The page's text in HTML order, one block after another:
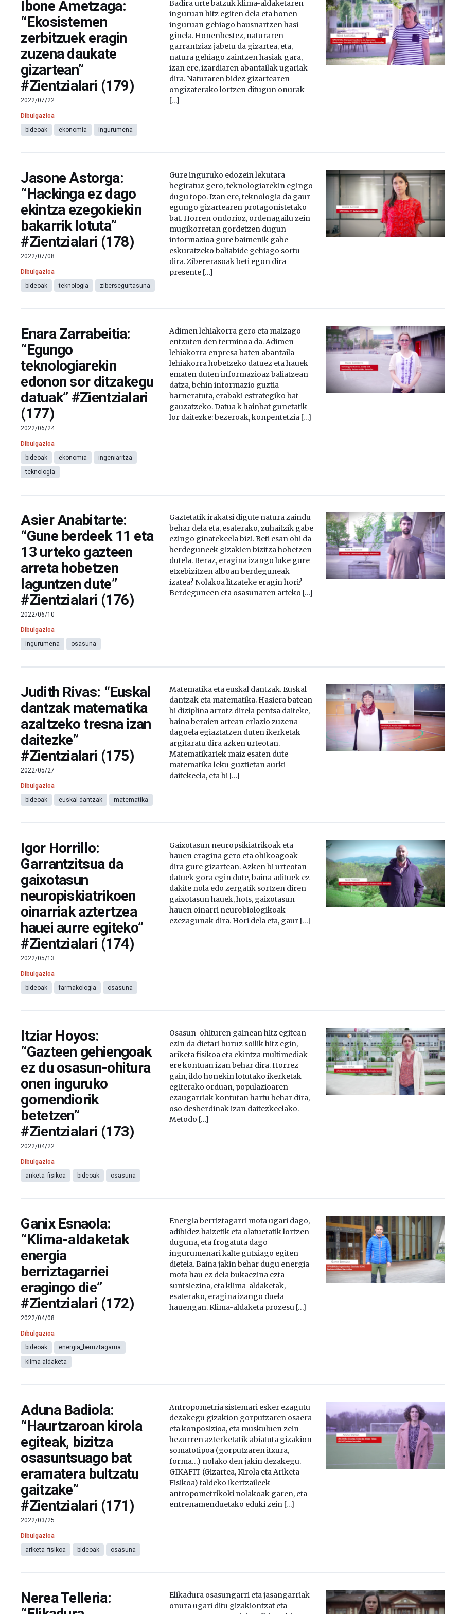
Ibone Ametzaga:
“Ekosistemen
zerbitzuek eragin
zuzena daukate
gizartean”
#Zientzialari (179)
2022/07/22
Dibulgazioa
bideoak
ekonomia ingurumena
Badira urte batzuk klima-aldaketaren
inguruan hitz egiten dela eta honen
inguruan gehiago hausnartzen hasi
ginela. Honenbestez, naturaren
garrantziaz jabetu da gizartea, eta,
natura gehiago zaintzen hasiak gara,
izan ere, izardiaren abantailak ugariak
dira. Naturaren bidez gizartearen
ongizaterako lortzen ditugun onurak
[…]
Jasone Astorga:
“Hackinga ez dago
ekintza ezegokiekin
bakarrik lotuta”
#Zientzialari (178)
2022/07/08
Dibulgazioa
bideoak
teknologia zibersegurtasuna
Gure inguruko edozein lekutara
begiratuz gero, teknologiarekin egingo
dugu topo. Izan ere, teknologia da gaur
egungo gizartearen protagonistetako
bat. Horren ondorioz, ordenagailu zein
mugikorretan gordetzen dugun
informazioa gure baimenik gabe
eskuratzeko baliabide gehiago sortu
dira. Zibererasoak beti egon dira
presente […]
Enara Zarrabeitia:
“Egungo
teknologiarekin
edonon sor ditzakegu
datuak” #Zientzialari
(177)
2022/06/24
Dibulgazioa
bideoak
ekonomia
ingeniaritza
teknologia
Adimen lehiakorra gero eta maizago
entzuten den terminoa da. Adimen
lehiakorra enpresa baten abantaila
lehiakorra hobetzeko datuez eta hauek
ematen duten informazioaz baliatzean
datza, behin informazio guztia
barneratuta, erabaki estrategiko bat
gauzatzeko. Datua k hainbat gunetatik
lor daitezke: bezeroak, konpentetzia […]
Asier Anabitarte:
“Gune berdeek 11 eta
13 urteko gazteen
arreta hobetzen
laguntzen dute”
#Zientzialari (176)
2022/06/10
Dibulgazioa
ingurumena
osasuna
Gaztetatik irakatsi digute natura zaindu
behar dela eta, esaterako, zuhaitzik gabe
ezingo ginatekeela bizi. Beti esan ohi da
berdeguneek gizakien bizitza hobetzen
dutela. Beraz, eragina izango luke gure
etxebizitzen alboan berdeguneak
izatea? Nolakoa litzateke eragin hori?
Berdeguneen eta osasunaren arteko […]
Judith Rivas: “Euskal
dantzak matematika
azaltzeko tresna izan
daitezke”
#Zientzialari (175)
2022/05/27
Dibulgazioa
bideoak
euskal dantzak matematika
Matematika eta euskal dantzak. Euskal
dantzak eta matematika. Hasiera batean
bi diziplina arrotz direla pentsa daiteke,
baina beraien artean erlazio zuzena
dagoela egiaztatzen duten ikerketak
argitaratu dira azken urteotan.
Matematikariek maiz esaten dute
matematika leku guztietan aurki
daitekeela, eta bi […]
Igor Horrillo:
Garrantzitsua da
gaixotasun
neuropiskiatrikoen
oinarriak aztertzea
hauei aurre egiteko”
#Zientzialari (174)
2022/05/13
Dibulgazioa
bideoak
farmakologia osasuna
Gaixotasun neuropsikiatrikoak eta
hauen eragina gero eta ohikoagoak
dira gure gizartean. Azken bi urteotan
datuek gora egin dute, baina adituek ez
dakite nola edo zergatik sortzen diren
gaixotasun hauek, hots, gaixotasun
hauen oinarri neurobiologikoak
ezezagunak dira. Hori dela eta, gaur […]
Itziar Hoyos:
“Gazteen gehiengoak
ez du osasun-ohitura
onen inguruko
gomendiorik
betetzen”
#Zientzialari (173)
2022/04/22
Dibulgazioa
ariketa_fisikoa
bideoak osasuna
Osasun-ohituren gainean hitz egitean
ezin da dietari buruz soilik hitz egin,
ariketa fisikoa eta ekintza multimediak
ere kontuan izan behar dira. Horrez
gain, ildo honekin lotutako ikerketak
egiterako orduan, populazioaren
ezaugarriak kontutan hartu behar dira,
oso desberdinak izan daitezkeelako.
Metodo […]
Ganix Esnaola:
“Klima-aldaketak
energia
berriztagarriei
eragingo die”
#Zientzialari (172)
2022/04/08
Dibulgazioa
bideoak
energia_berriztagarria
klima-aldaketa
Energia berriztagarri mota ugari dago,
adibidez haizetik eta olatuetatik lortzen
duguna, eta frogatuta dago
ingurumenari kalte gutxiago egiten
dietela. Baina jakin behar dugu energia
mota hau ez dela bukaezina ezta
suntsiezina, eta klima-aldaketak,
esaterako, eragina izango duela
hauengan. Klima-aldaketa prozesu […]
Aduna Badiola:
“Haurtzaroan kirola
egiteak, bizitza
osasuntsuago bat
eramatera bultzatu
gaitzake”
#Zientzialari (171)
2022/03/25
Dibulgazioa
ariketa_fisikoa
bideoak osasuna
Antropometria sistemari esker ezagutu
dezakegu gizakion gorputzaren osaera
eta konposizioa, eta muskuluen zein
hezurren azterketatik abiatuta gizakion
somatotipoa (gorputzaren itxura,
forma…) nolako den jakin dezakegu.
GIKAFIT (Gizartea, Kirola eta Ariketa
Fisikoa) taldeko ikertzaileek
antropometrikoki nolakoak garen, eta
entrenamenduetako eduki zein […]
Nerea Telleria:
Elikadura osasungarri eta jasangarriak
onura ugari ditu gizakiontzat eta